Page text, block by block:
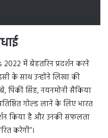
2022 में बेहतरिन प्रदर्शन करने
के साथ उन्होंने लिखा की
पिंकी सिंह, नयनमोनी सैकिया
गोल्ड लाने के लिए भारत
किया है और उनकी सफलता
करेगी”।